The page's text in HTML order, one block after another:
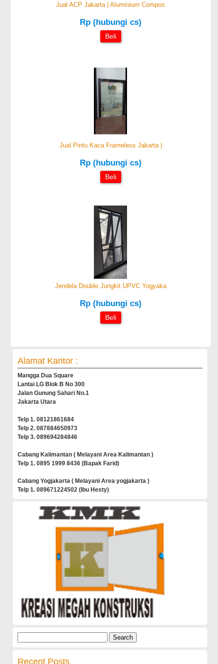
Jual ACP Jakarta | Aluminium Compos
Rp (hubungi cs)
Beli
Jual Pintu Kaca Frameless Jakarta |
Rp (hubungi cs)
Beli
Jendela Double Jungkit UPVC Yogyaka
Rp (hubungi cs)
Beli
Alamat Kantor :
Mangga Dua Square
Lantai LG Blok B No 300
Jalan Gunung Sahari No.1
Jakarta Utara
Telp 1. 08121861684
Telp 2. 087884650973
Telp 3. 089694284846
Cabang Kalimantan ( Melayani Area Kalimantan )
Telp 1. 0895 1999 8436 (Bapak Farid)
Cabang Yogjakarta ( Melayani Area yogjakarta )
Telp 1. 089671224502 (Ibu Hesty)
Recent Posts